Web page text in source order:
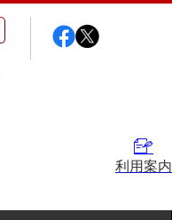
利用案内